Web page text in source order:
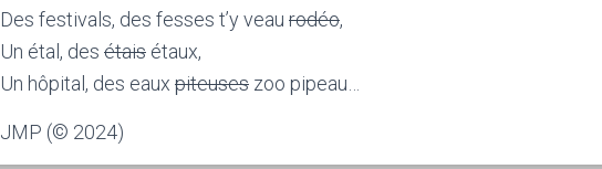
Des festivals, des fesses t’y veau rodéo,
Un étal, des étais étaux,
Un hôpital, des eaux piteuses zoo pipeau…
JMP (© 2024)